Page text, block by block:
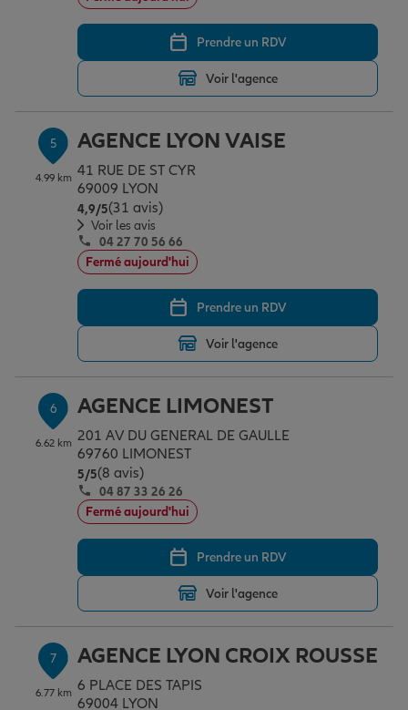
Prendre un RDV
Voir l'agence
5
4.99 km
AGENCE LYON VAISE
41 RUE DE ST CYR
69009 LYON
4,9/5Note de 4.9 sur 5
(31 avis)
Voir les avis
04 27 70 56 66
Fermé aujourd'hui
Prendre un RDV
Voir l'agence
6
6.62 km
AGENCE LIMONEST
201 AV DU GENERAL DE GAULLE
69760 LIMONEST
5/5Note de 5 sur 5
(8 avis)
04 87 33 26 26
Fermé aujourd'hui
Prendre un RDV
Voir l'agence
7
6.77 km
AGENCE LYON CROIX ROUSSE
6 PLACE DES TAPIS
69004 LYON